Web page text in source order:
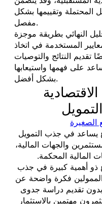
المحتملة وتقييمها بشكل
مفصل.
النهائي بطريقة موجزة
المستخدمة في اتخاذ
تقديم النتائج والتوصيات
على فهمها واستيعابها
بشكل أفضل.
الصغيرة
يساعد في جذب التمويل
والجهات المالية،
المالية المحكمة.
ذو أهمية كبيرة في جذب
فكرة واضحة عن
تقديم دراسة جدوى
مهتمين بالاستثمار